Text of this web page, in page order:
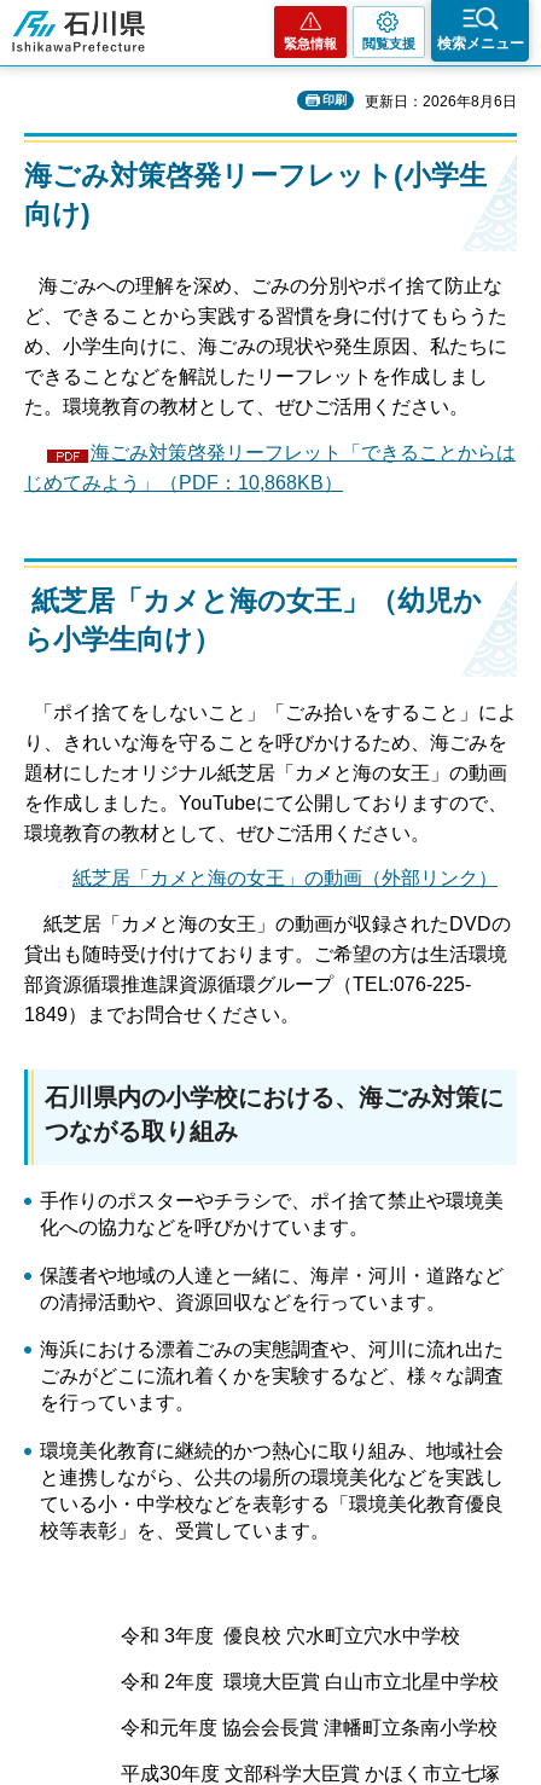
石川県
緊急情報 閲覧支援 検索メニュー
印刷 更新日：2026年8月6日
海ごみ対策啓発リーフレット(小学生
向け)
海ごみへの理解を深め、ごみの分別やポイ捨て防止な
ど、できることから実践する習慣を身に付けてもらうた
め、小学生向けに、海ごみの現状や発生原因、私たちに
できることなどを解説したリーフレットを作成しまし
た。環境教育の教材として、ぜひご活用ください。
海ごみ対策啓発リーフレット「できることからは
じめてみよう」（PDF：10,868KB）
紙芝居「カメと海の女王」（幼児か
ら小学生向け）
「ポイ捨てをしないこと」「ごみ拾いをすること」によ
り、きれいな海を守ることを呼びかけるため、海ごみを
題材にしたオリジナル紙芝居「カメと海の女王」の動画
を作成しました。YouTubeにて公開しておりますので、
環境教育の教材として、ぜひご活用ください。
紙芝居「カメと海の女王」の動画（外部リンク）
紙芝居「カメと海の女王」の動画が収録されたDVDの
貸出も随時受け付けております。ご希望の方は生活環境
部資源循環推進課資源循環グループ（TEL:076-225-
1849）までお問合せください。
石川県内の小学校における、海ごみ対策に
つながる取り組み
手作りのポスターやチラシで、ポイ捨て禁止や環境美
化への協力などを呼びかけています。
保護者や地域の人達と一緒に、海岸・河川・道路など
の清掃活動や、資源回収などを行っています。
海浜における漂着ごみの実態調査や、河川に流れ出た
ごみがどこに流れ着くかを実験するなど、様々な調査
を行っています。
環境美化教育に継続的かつ熱心に取り組み、地域社会
と連携しながら、公共の場所の環境美化などを実践し
ている小・中学校などを表彰する「環境美化教育優良
校等表彰」を、受賞しています。
令和 3年度 優良校 穴水町立穴水中学校
令和 2年度 環境大臣賞 白山市立北星中学校
令和元年度 協会会長賞 津幡町立条南小学校
平成30年度 文部科学大臣賞 かほく市立七塚